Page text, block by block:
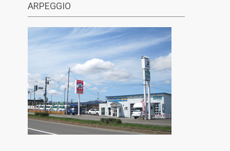
ARPEGGIO